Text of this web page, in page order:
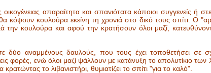
απαραίτητα και σπανιότατα κάποιοι συγγενείς ή
κόψουν κουλούρα εκείνη τη χρονιά στο δικό τους σπίτι. Ο
την κουλούρα και αφού την κρατήσουν όλοι μαζί,
δύο αναμμένους δαυλούς, που τους έχει τοποθετήσει σε
φορές, ενώ όλοι μαζί ψάλλουν με κατάνυξη το απολυτίκιο
το λιβανιστήρι, θυμιατίζει το σπίτι "για το καλό".